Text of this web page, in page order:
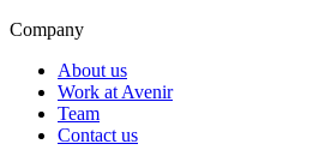
Company
About us
Work at Avenir
Team
Contact us